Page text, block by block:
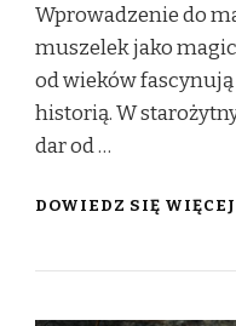
Wprowadzenie do
muszelek jako
od wieków
historią. W
dar od …
DOWIEDZ SIĘ WIĘCEJ